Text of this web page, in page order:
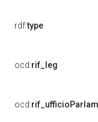
rdf:type
ocd:rif_leg
ocd: